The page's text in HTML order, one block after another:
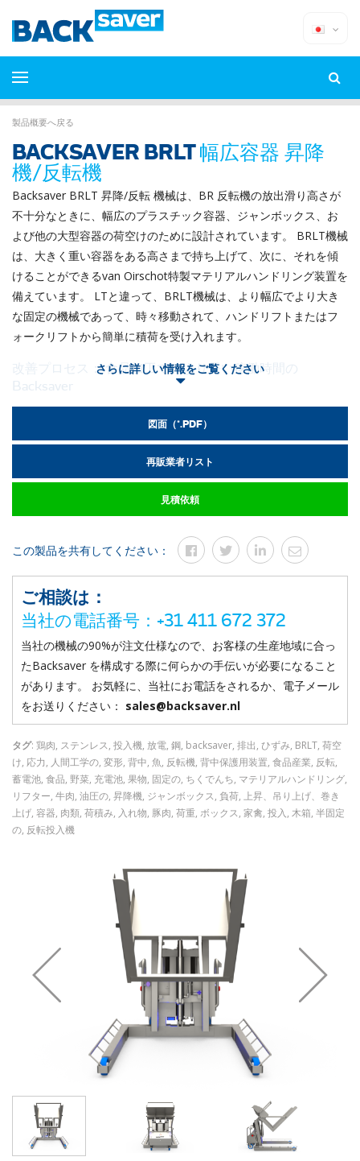
製品概要へ戻る
BACKSAVER BRLT幅広容器 昇降
機/反転機
Backsaver BRLT 昇降/反転 機械は、BR 反転機の放出滑り高さが
不十分なときに、幅広のプラスチック容器、ジャンボックス、お
よび他の大型容器の荷空けのために設計されています。 BRLT機械
は、大きく重い容器をある高さまで持ち上げて、次に、それを傾
けることができるvan Oirschot特製マテリアルハンドリング装置を
備えています。 LTと違って、BRLT機械は、より幅広でより大き
な固定の機械であって、時々移動されて、ハンドリフトまたはフ
ォークリフトから簡単に積荷を受け入れます。
改善プロセス： 食品加工でのより長い稼働時間の
Backsaver
Backsaverは単純で、使用しやすい機械であり、生産性を高めて、
労働災害を減らします。 テーブル、生産ライン、または高い積み
ます。 機械の両側にある独立した制御部は、その実際位置にかか
わらず手が届き、したがって、その操作のために機械のまわりを
ます。 また、BRLTは、ベルトコンベヤーに大型容器から、または
簡単に一体化できます。 さらに、BRLTは、ミートグラインダー、
機械的分離機、タンブラー、カッター、インジェクター、および
包装機等の他の機械を充填するのに使えます。
健康と生産性の向上
この機械は、荷空け作業用の特定の場所に設置できるように設計
されています。 必要な場合、この機械は時々再配置可能です。 製
品（肉類、魚、および野菜等）の容器は、ハンドリフトかフォー
クリフトで昇降機/反転機に積み込まれます。 次に、積荷は、製品
が流れ落ち始めるか、または最大設定角になるまで、流れるよう
な滑らかな動作で持ち上げられて傾けられます。 手動での持上
げ、うずくまり、および屈曲が不要なので、背部の痛み、張り、
およびけがが減ります。 お客様の健康な社員は、より幸福にな
Backsaverには、充電池から電力が供給されます。したがって、電
源の場所にかかわらず、作業フロアのどこででも使用できます。
その充電池は、寒い場所での動作に適していて、都合のよい充電
のために夜通し通電できます。 フル充電された充電池なら、およ
そ40トンの製品をハンドリングすることができます。
作業の安全性： 警告灯と警告音と共に強制されずに降下
安定性を最大限にするためにフレームの外部に取り付けられた、2
つの丈夫なロックするスウィベルキャスターを持っているBRLT
は、オプションとして、安全で、安定している状態で、108度まで
任意に設定できます。 他のBacksaverのように、BRLT機械は油圧
さらに詳しい情報をご覧ください
図面（*.PDF）
再販業者リスト
見積依頼
この製品を共有してください：
ご相談は：
当社の電話番号：+31 411 672 372
当社の機械の90%が注文仕様なので、お客様の生産地域に合っ
たBacksaver を構成する際に何らかの手伝いが必要になること
があります。 お気軽に、当社にお電話をされるか、電子メール
をお送りください： sales@backsaver.nl
タグ: 鶏肉, ステンレス, 投入機, 放電, 鋼, backsaver, 排出, ひずみ, BRLT, 荷空
け, 応力, 人間工学の, 変形, 背中, 魚, 反転機, 背中保護用装置, 食品産業, 反転,
蓄電池, 食品, 野菜, 充電池, 果物, 固定の, ちくでんち, マテリアルハンドリング,
リフター, 牛肉, 油圧の, 昇降機, ジャンボックス, 負荷, 上昇、吊り上げ、巻き
上げ, 容器, 肉類, 荷積み, 入れ物, 豚肉, 荷重, ボックス, 家禽, 投入, 木箱, 半固定
の, 反転投入機